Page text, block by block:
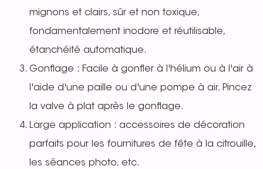
mignons et clairs, sûr et non toxique,
fondamentalement inodore et réutilisable,
étanchéité automatique.
Gonflage : Facile à gonfler à l'hélium ou à l'air à
l'aide d'une paille ou d'une pompe à air. Pincez
la valve à plat après le gonflage.
Large application : accessoires de décoration
parfaits pour les fournitures de fête à la citrouille,
les séances photo, etc.